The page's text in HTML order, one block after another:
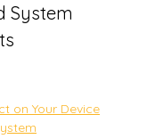
System
on Your Device